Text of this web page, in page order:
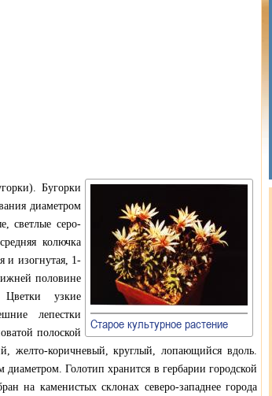
Старое культурное растение
Бугорки
диаметром
светлые серо-
колючка
и изогнутая, 1-
половине
Цветки узкие
лепестки
полоской
желто-коричневый, круглый, лопающийся вдоль.
Голотип хранится в гербарии городской
на каменистых склонах северо-западнее города